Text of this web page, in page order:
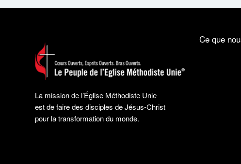
La mission de l’Église Méthodiste Unie
est de faire des disciples de Jésus-Christ
pour la transformation du monde.
Ce que